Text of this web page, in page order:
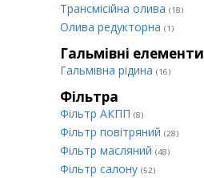
Трансмісійна олива (18)
Олива редукторна (1)
Гальмівні елементи
Гальмівна рідина (16)
Фільтра
Фільтр АКПП (8)
Фільтр повітряний (28)
Фільтр масляний (48)
Фільтр салону (52)